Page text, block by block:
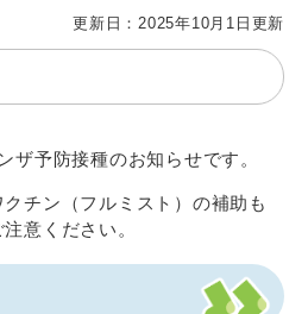
更新日：2025年10月1日更新
ザ予防接種のお知らせです。
チン（フルミスト）の補助も
意ください。